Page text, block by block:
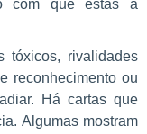
com que estás a
tóxicos, rivalidades
reconhecimento ou
Há cartas que
Algumas mostram